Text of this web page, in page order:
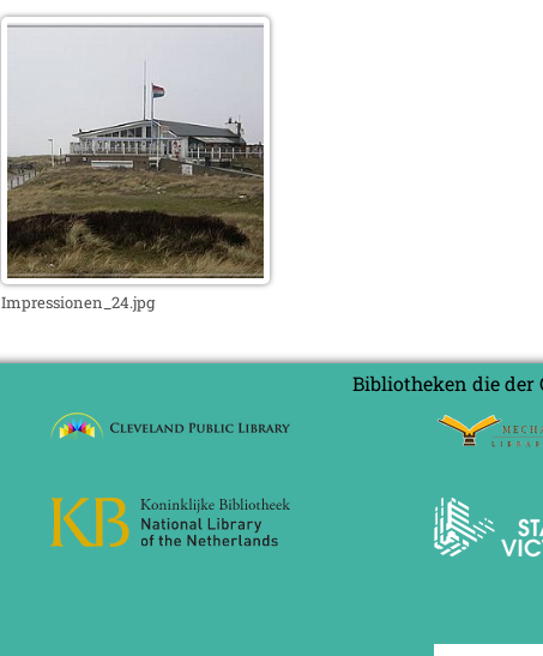
Impressionen_24.jpg
Bibliotheken die der